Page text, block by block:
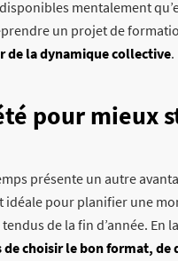
mentalement
un projet de
de la dynamique collective.
pour mieux
présente un autre
idéale pour planifier une
de la fin d’année. En
de choisir le bon format,